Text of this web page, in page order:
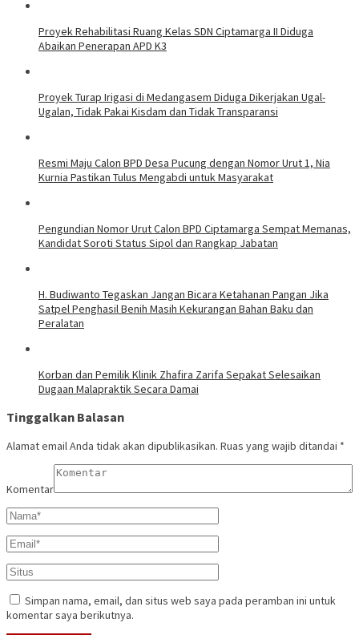
Proyek Rehabilitasi Ruang Kelas SDN Ciptamarga II Diduga
Abaikan Penerapan APD K3
Proyek Turap Irigasi di Medangasem Diduga Dikerjakan Ugal-
Ugalan, Tidak Pakai Kisdam dan Tidak Transparansi
Resmi Maju Calon BPD Desa Pucung dengan Nomor Urut 1, Nia
Kurnia Pastikan Tulus Mengabdi untuk Masyarakat
Pengundian Nomor Urut Calon BPD Ciptamarga Sempat Memanas,
Kandidat Soroti Status Sipol dan Rangkap Jabatan
H. Budiwanto Tegaskan Jangan Bicara Ketahanan Pangan Jika
Satpel Penghasil Benih Masih Kekurangan Bahan Baku dan
Peralatan
Korban dan Pemilik Klinik Zhafira Zarifa Sepakat Selesaikan
Dugaan Malapraktik Secara Damai
Tinggalkan Balasan
Alamat email Anda tidak akan dipublikasikan. Ruas yang wajib ditandai *
Komentar
Simpan nama, email, dan situs web saya pada peramban ini untuk
komentar saya berikutnya.